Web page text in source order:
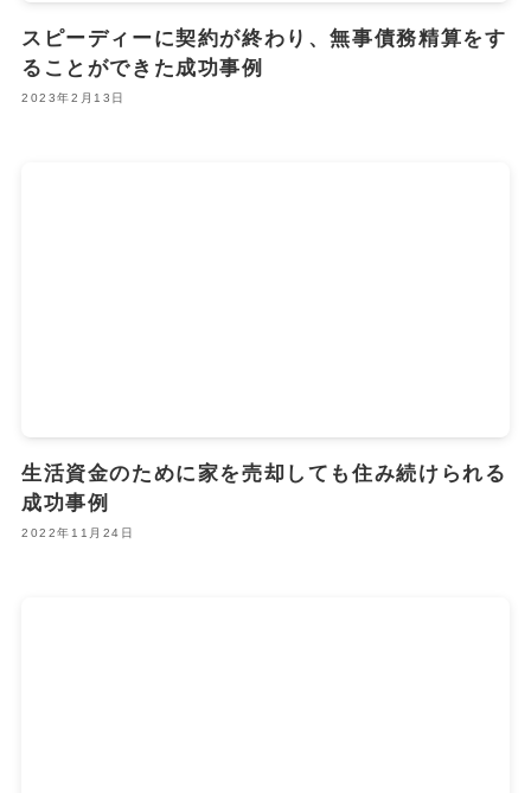
スピーディーに契約が終わり、無事債務精算をす
ることができた成功事例
2023年2月13日
生活資金のために家を売却しても住み続けられる
成功事例
2022年11月24日